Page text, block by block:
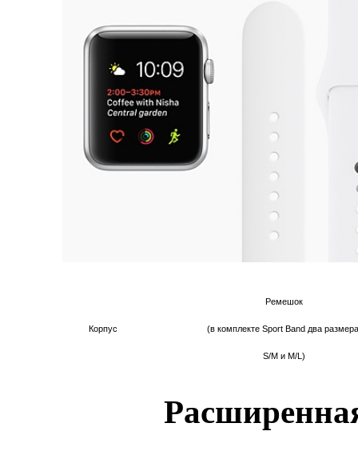
Корпус
Ремешок
(в комплекте Sport Band два
S/M и M/L)